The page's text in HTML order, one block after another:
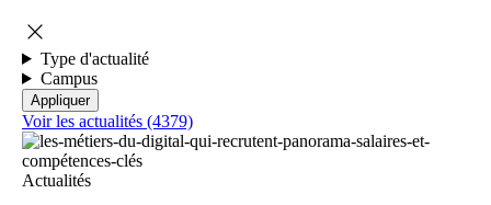
Type d'actualité
Campus
Voir les actualités (4379)
Actualités